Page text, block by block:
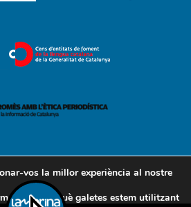
de cookies Política de privacitat
vos la millor experiència al nostre
sobre què galetes estem utilitzant